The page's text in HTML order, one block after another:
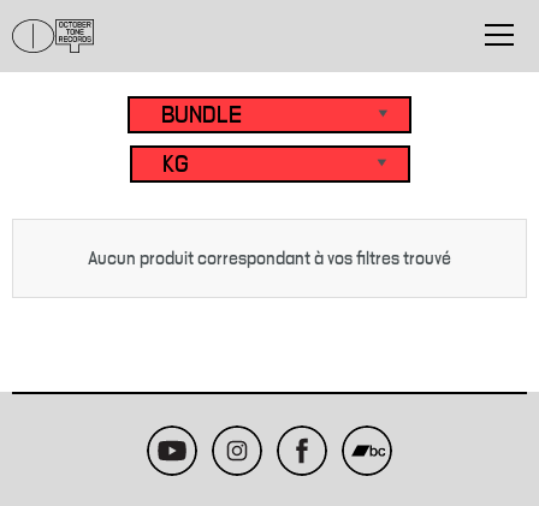
Aucun produit correspondant à vos filtres trouvé